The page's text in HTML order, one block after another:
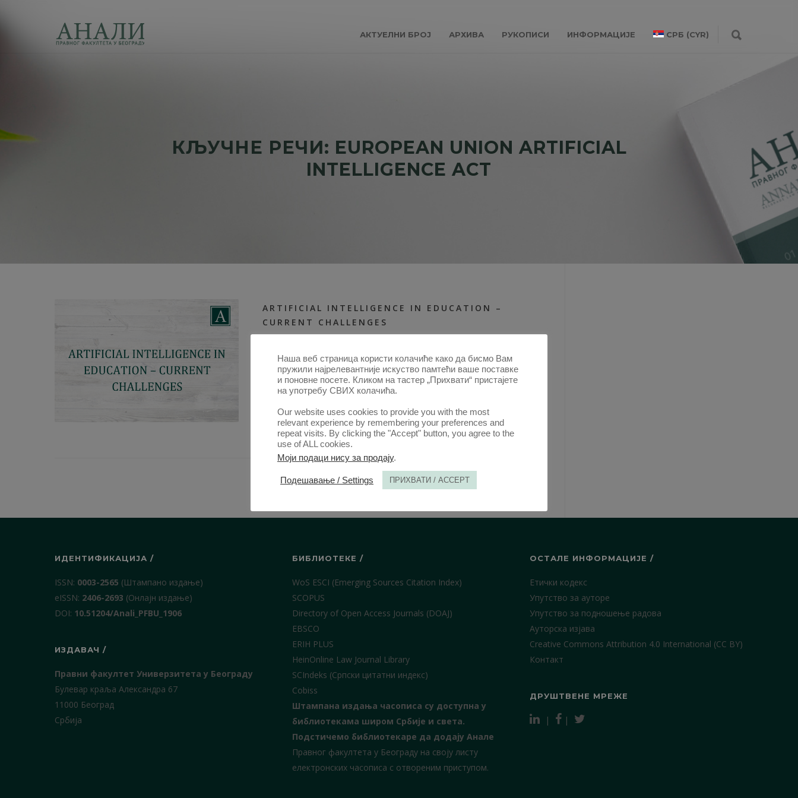
АКТУЕЛНИ БРОЈ АРХИВА РУКОПИСИ ИНФОРМАЦИЈЕ СРБ (CYR)
КЉУЧНЕ РЕЧИ: EUROPEAN UNION ARTIFICIAL
INTELLIGENCE ACT
ARTIFICIAL INTELLIGENCE IN EDUCATION –
CURRENT CHALLENGES
ЧЛАНЦИ,СВИ ЧЛАНЦИ ОД 2014
ИДЕНТИФИКАЦИЈА /
ISSN: 0003-2565 (Штампано издање)
еISSN: 2406-2693 (Онлајн издање)
DOI: 10.51204/Anali_PFBU_1906
ИЗДАВАЧ /
Правни факултет Универзитета у Београду
Булевар краља Александра 67
11000 Београд
Србија
БИБЛИОТЕКЕ /
WoS ESCI (Emerging Sources Citation Index)
SCOPUS
Directory of Open Access Journals (DOAJ)
EBSCO
ERIH PLUS
HeinOnline Law Journal Library
SCIndeks (Српски цитатни индекс)
Cobiss
Штампана издања часописа су доступна у
библиотекама широм Србије и света.
Подстичемо библиотекаре да додају Анале
Правног факултета у Београду на своју листу
електронских часописа с отвореним приступом.
ОСТАЛЕ ИНФОРМАЦИЈЕ /
Етички кодекс
Упутство за ауторе
Упутство за подношење радова
Ауторска изјава
Creative Commons Attribution 4.0 International (CC BY)
Контакт
ДРУШТВЕНЕ МРЕЖЕ
| |
Наша веб страница користи колачиће како да бисмо Вам
пружили најрелевантније искуство памтећи ваше поставке
и поновне посете. Кликом на тастер „Прихвати“ пристајете
на употребу СВИХ колачића.
Our website uses cookies to provide you with the most
relevant experience by remembering your preferences and
repeat visits. By clicking the "Accept" button, you agree to the
use of ALL cookies.
Моји подаци нису за продају.
Подешавање / Settings ПРИХВАТИ / ACCEPT